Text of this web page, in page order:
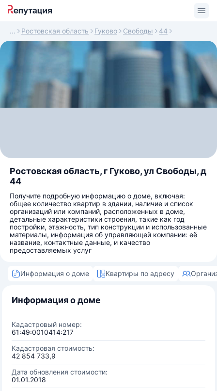
Ростовская область Гуково Свободы 44
Ростовская область, г Гуково, ул Свободы, д
44
Получите подробную информацию о доме, включая:
общее количество квартир в здании, наличие и список
организаций или компаний, расположенных в доме,
детальные характеристики строения, такие как год
постройки, этажность, тип конструкции и использованные
материалы, информация об управляющей компании: её
название, контактные данные, и качество
предоставляемых услуг
Информация о доме Квартиры по адресу
Информация о доме
Кадастровый номер:
61:49:0010414:217
Кадастровая стоимость:
42 854 733,9
Дата обновления стоимости:
01.01.2018